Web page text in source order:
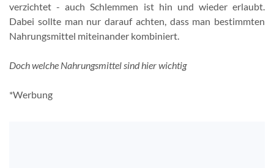
verzichtet - auch Schlemmen ist hin und wieder erlaubt.
Dabei sollte man nur darauf achten, dass man bestimmten
Nahrungsmittel miteinander kombiniert.
Doch welche Nahrungsmittel sind hier wichtig
*Werbung